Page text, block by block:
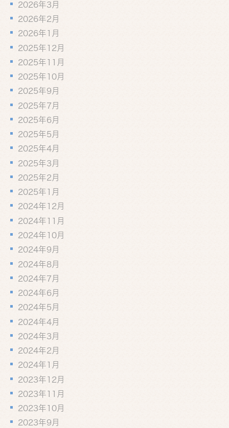
2026年3月
2026年2月
2026年1月
2025年12月
2025年11月
2025年10月
2025年9月
2025年7月
2025年6月
2025年5月
2025年4月
2025年3月
2025年2月
2025年1月
2024年12月
2024年11月
2024年10月
2024年9月
2024年8月
2024年7月
2024年6月
2024年5月
2024年4月
2024年3月
2024年2月
2024年1月
2023年12月
2023年11月
2023年10月
2023年9月